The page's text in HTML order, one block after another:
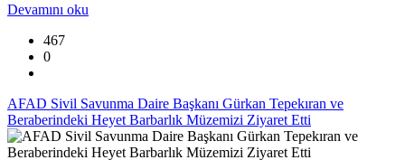
Devamını oku
467
0
AFAD Sivil Savunma Daire Başkanı Gürkan Tepekıran ve
Beraberindeki Heyet Barbarlık Müzemizi Ziyaret Etti